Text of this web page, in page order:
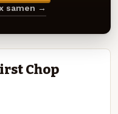
samen →
Chop